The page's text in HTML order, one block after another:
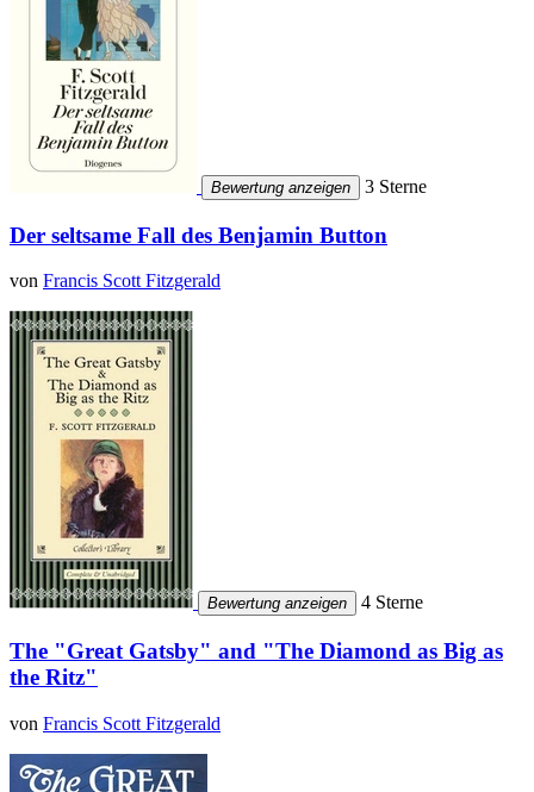
Bewertung anzeigen 3 Sterne
Der seltsame Fall des Benjamin Button
von Francis Scott Fitzgerald
Bewertung anzeigen 4 Sterne
The "Great Gatsby" and "The Diamond as Big as
the Ritz"
von Francis Scott Fitzgerald